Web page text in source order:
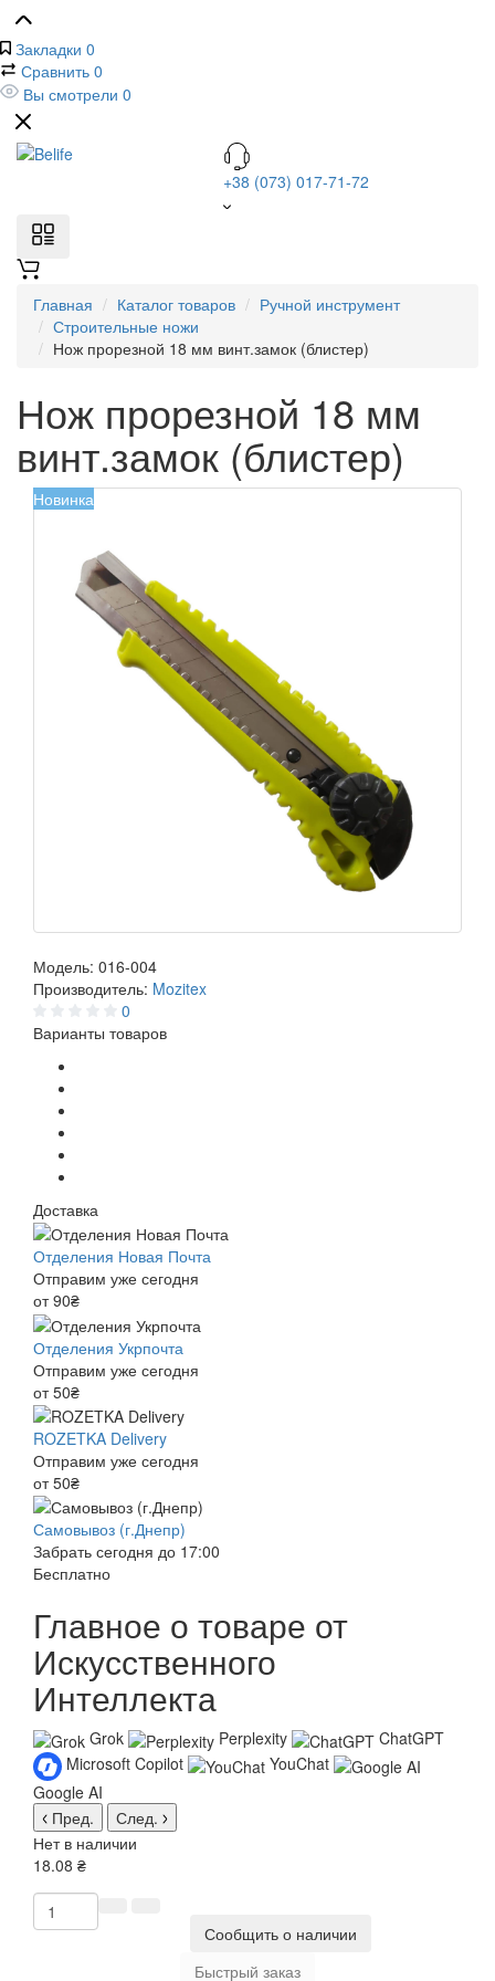
Закладки 0
Сравнить 0
Вы смотрели 0
+38 (073) 017-71-72
Главная Каталог товаров
Ручной инструмент
Строительные ножи
Нож прорезной 18 мм винт.замок (блистер)
Нож прорезной 18 мм
винт.замок (блистер)
Новинка
Модель: 016-004
Производитель: Mozitex
0
Варианты товаров
Доставка
Отделения Новая Почта
Отправим уже сегодня
от 90₴
Отделения Укрпочта
Отправим уже сегодня
от 50₴
ROZETKA Delivery
Отправим уже сегодня
от 50₴
Самовывоз (г.Днепр)
Забрать сегодня до 17:00
Бесплатно
Главное о товаре от
Искусственного
Интеллекта
Grok Perplexity
ChatGPT
Microsoft Copilot
YouChat
Google AI
Пред.
След.
Нет в наличии
18.08 ₴
Сообщить о наличии
Быстрый заказ